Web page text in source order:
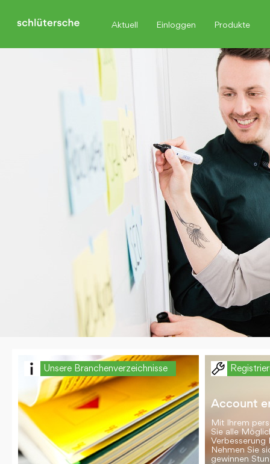
Aktuell Einloggen Produkte
Unsere Branchenverzeichnisse
Account
Mit Ihrem
Sie alle
Verbesserung
Nehmen Sie
gewinnen